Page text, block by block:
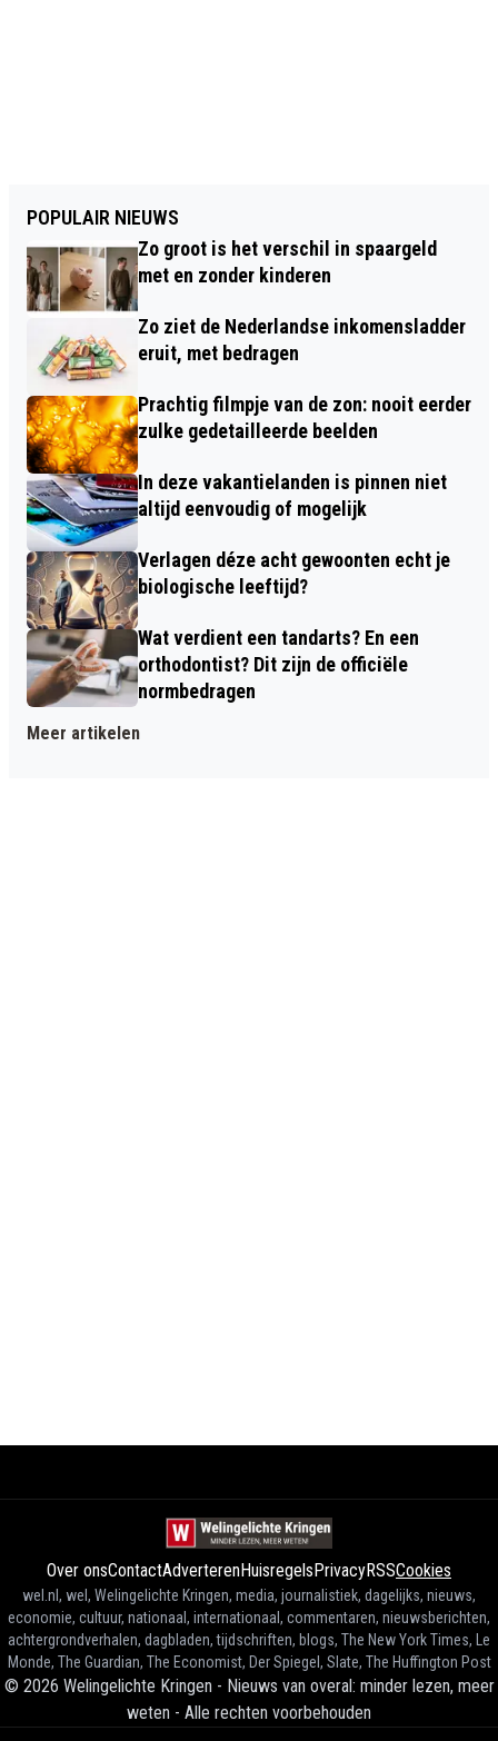
POPULAIR NIEUWS
Zo groot is het verschil in spaargeld
met en zonder kinderen
Zo ziet de Nederlandse inkomensladder
eruit, met bedragen
Prachtig filmpje van de zon: nooit eerder
zulke gedetailleerde beelden
In deze vakantielanden is pinnen niet
altijd eenvoudig of mogelijk
Verlagen déze acht gewoonten echt je
biologische leeftijd?
Wat verdient een tandarts? En een
orthodontist? Dit zijn de officiële
normbedragen
Meer artikelen
Over onsContactAdverterenHuisregelsPrivacyRSSCookies
wel.nl, wel, Welingelichte Kringen, media, journalistiek, dagelijks, nieuws,
economie, cultuur, nationaal, internationaal, commentaren, nieuwsberichten,
achtergrondverhalen, dagbladen, tijdschriften, blogs, The New York Times, Le
Monde, The Guardian, The Economist, Der Spiegel, Slate, The Huffington Post
© 2026 Welingelichte Kringen - Nieuws van overal: minder lezen, meer
weten - Alle rechten voorbehouden